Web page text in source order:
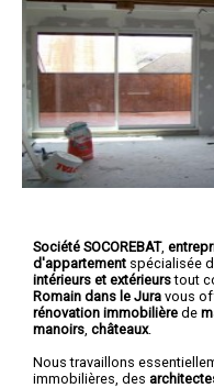
Société SOCOREBAT,
d'appartement spécialisée
intérieurs et extérieurstout
Romain dans le Jura vous
rénovation immobilière de
manoirs châteaux.
Nous travaillons
immobilières, des